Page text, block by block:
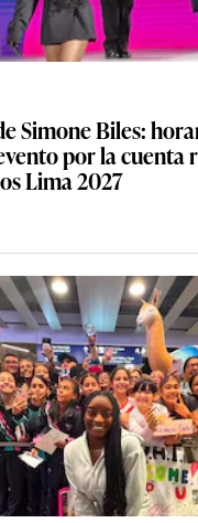
Simone Biles:
por la cuenta
Lima 2027